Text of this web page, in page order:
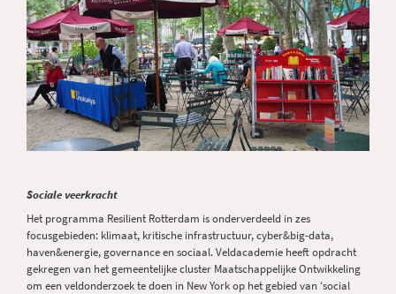
Sociale veerkracht
Het programma Resilient Rotterdam is onderverdeeld in zes
focusgebieden: klimaat, kritische infrastructuur, cyber&big-data,
haven&energie, governance en sociaal. Veldacademie heeft opdracht
gekregen van het gemeentelijke cluster Maatschappelijke Ontwikkeling
om een veldonderzoek te doen in New York op het gebied van ‘social